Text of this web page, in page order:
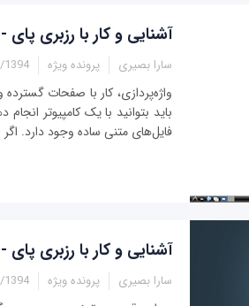
آشنایی و کار با رزبری
سارا بصیری پرونده ویژه - 13:20
واژه‌پردازی، کار با صفحات
فایل‌های متنی ساده وجود دارد.
آشنایی و کار با رزبری
سارا بصیری پرونده ویژه - 16:15